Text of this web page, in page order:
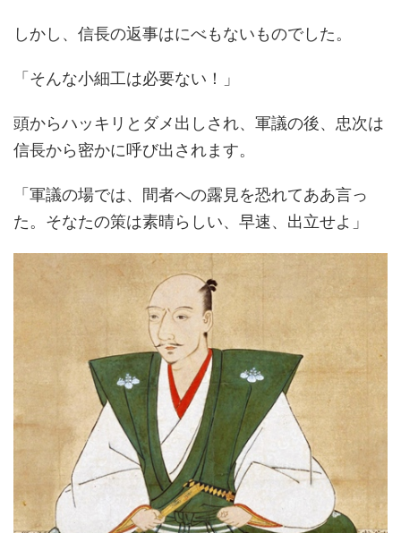
しかし、信長の返事はにべもないものでした。
「そんな小細工は必要ない！」
頭からハッキリとダメ出しされ、軍議の後、忠次は
信長から密かに呼び出されます。
「軍議の場では、間者への露見を恐れてああ言っ
た。そなたの策は素晴らしい、早速、出立せよ」